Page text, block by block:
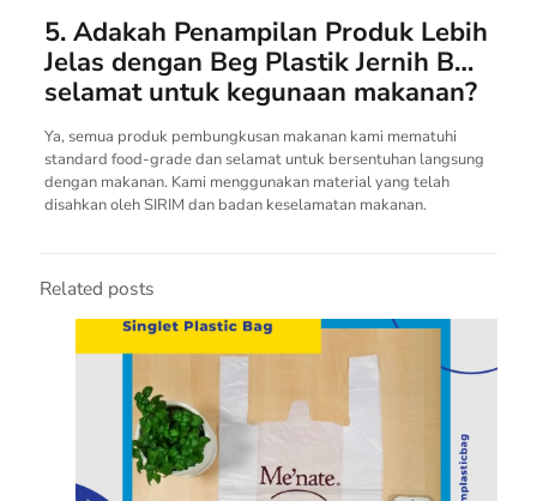
5. Adakah Penampilan Produk Lebih
Jelas dengan Beg Plastik Jernih B…
selamat untuk kegunaan makanan?
Ya, semua produk pembungkusan makanan kami mematuhi
standard food-grade dan selamat untuk bersentuhan langsung
dengan makanan. Kami menggunakan material yang telah
disahkan oleh SIRIM dan badan keselamatan makanan.
Related posts